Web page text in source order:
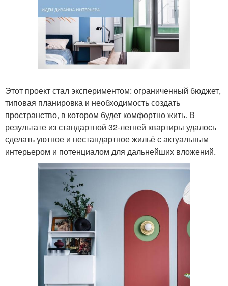
Этот проект стал экспериментом: ограниченный бюджет,
типовая планировка и необходимость создать
пространство, в котором будет комфортно жить. В
результате из стандартной 32-летней квартиры удалось
сделать уютное и нестандартное жильё с актуальным
интерьером и потенциалом для дальнейших вложений.